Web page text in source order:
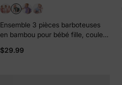
Ensemble 3 pièces barboteuses
en bambou pour bébé fille, couleur
$29.99